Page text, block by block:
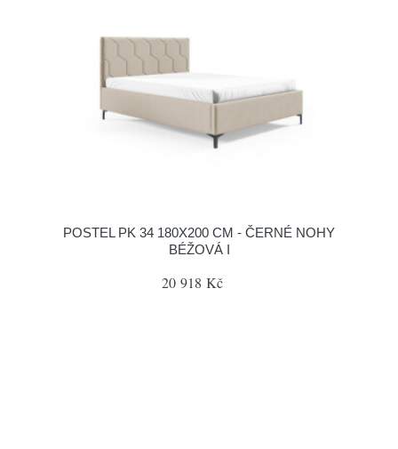
POSTEL PK 34 180X200 CM - ČERNÉ NOHY
BÉŽOVÁ I
20 918 Kč